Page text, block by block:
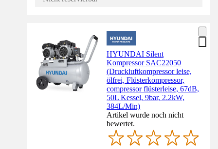
HYUNDAI Silent
Kompressor SAC22050
(Druckluftkompressor leise,
ölfrei, Flüsterkompressor,
compressor flüsterleise, 67dB,
50L Kessel, 9bar, 2.2kW,
384L/Min)
Artikel wurde noch nicht
bewertet.